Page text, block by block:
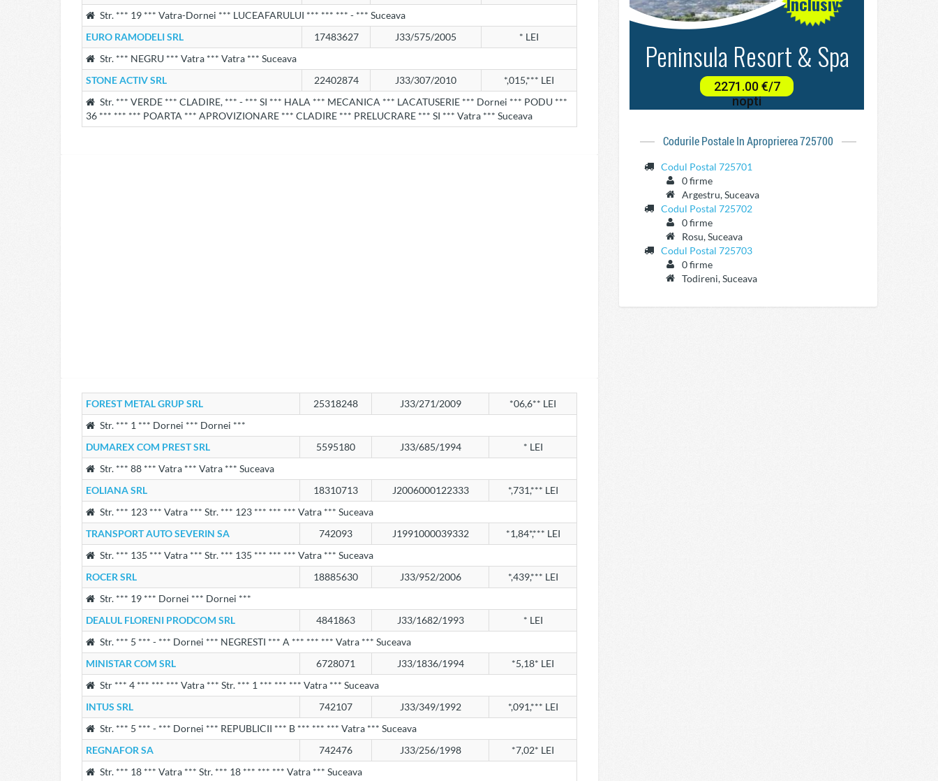
Str. *** 19 *** Vatra-Dornei *** LUCEAFARULUI *** *** *** - *** Suceava
EURO RAMODELI SRL
17483627 J33/575/2005
* LEI
Str. *** NEGRU *** Vatra *** Vatra *** Suceava
STONE ACTIV SRL
22402874 J33/307/2010
*,015,*** LEI
Str. *** VERDE *** CLADIRE, *** - *** SI *** HALA *** MECANICA *** LACATUSERIE *** Dornei *** PODU ***
36 *** *** *** POARTA *** APROVIZIONARE *** CLADIRE *** PRELUCRARE *** SI *** Vatra *** Suceava
FOREST METAL GRUP SRL 25318248 J33/271/2009
*06,6** LEI
Str. *** 1 *** Dornei *** Dornei ***
DUMAREX COM PREST SRL
5595180 J33/685/1994
* LEI
Str. *** 88 *** Vatra *** Vatra *** Suceava
EOLIANA SRL
18310713 J2006000122333
*,731,*** LEI
Str. *** 123 *** Vatra *** Str. *** 123 *** *** *** Vatra *** Suceava
TRANSPORT AUTO SEVERIN SA
742093 J1991000039332
*1,84*,*** LEI
Str. *** 135 *** Vatra *** Str. *** 135 *** *** *** Vatra *** Suceava
ROCER SRL
18885630 J33/952/2006
*,439,*** LEI
Str. *** 19 *** Dornei *** Dornei ***
DEALUL FLORENI PRODCOM SRL
4841863 J33/1682/1993
* LEI
Str. *** 5 *** - *** Dornei *** NEGRESTI *** A *** *** *** Vatra *** Suceava
MINISTAR COM SRL
6728071 J33/1836/1994
*5,18* LEI
Str *** 4 *** *** *** Vatra *** Str. *** 1 *** *** *** Vatra *** Suceava
INTUS SRL
742107 J33/349/1992
*,091,*** LEI
Str. *** 5 *** - *** Dornei *** REPUBLICII *** B *** *** *** Vatra *** Suceava
REGNAFOR SA
742476 J33/256/1998
*7,02* LEI
Str. *** 18 *** Vatra *** Str. *** 18 *** *** *** Vatra *** Suceava
Codurile Postale In Aproprierea 725700
Codul Postal 725701
0 firme
Argestru, Suceava
Codul Postal 725702
0 firme
Rosu, Suceava
Codul Postal 725703
0 firme
Todireni, Suceava